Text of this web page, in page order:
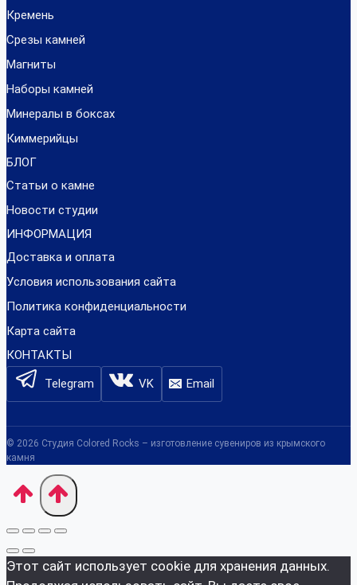
Кремень
Срезы камней
Магниты
Наборы камней
Минералы в боксах
Киммерийцы
БЛОГ
Статьи о камне
Новости студии
ИНФОРМАЦИЯ
Доставка и оплата
Условия использования сайта
Политика конфиденциальности
Карта сайта
КОНТАКТЫ
Telegram VK Email
© 2026 Студия Colored Rocks – изготовление сувениров из крымского
камня
Этот сайт использует cookie для хранения данных.